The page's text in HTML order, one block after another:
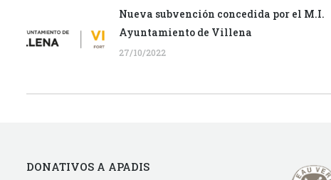
Nueva subvención concedida por el M.I.
Ayuntamiento de Villena
27/10/2022
DONATIVOS A APADIS